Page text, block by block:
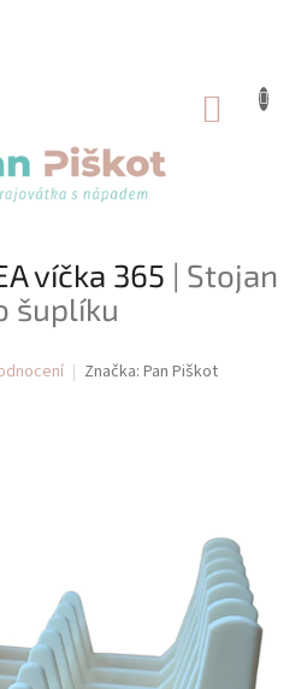
víčka 365 | Stojan
šuplíku
Značka: Pan Piškot